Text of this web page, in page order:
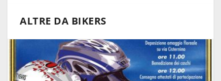
ALTRE DA BIKERS